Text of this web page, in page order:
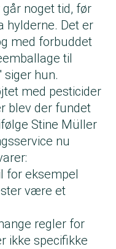
noget tid, før
hylderne. Det er
med forbuddet
til
siger hun.
med pesticider
blev der fundet
Stine Müller
nu
for eksempel
være et
regler for
ikke specifikke